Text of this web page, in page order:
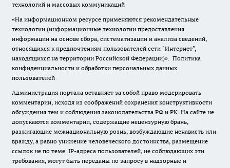
технологий и массовых коммуникаций
«На информационном ресурсе применяются рекомендательные
технологии (информационные технологии предоставления
информации на основе сбора, систематизации и анализа сведений,
относящихся к предпочтениям пользователей сети "Интернет",
находящихся на территории Российской Федерации)». Политика
конфиденциальности и обработки персональных данных
пользователей
Администрация портала оставляет за собой право модерировать
комментарии, исходя из соображений сохранения конструктивности
обсуждения тем и соблюдения законодательства РФ и РК. На сайте не
допускаются комментарии, содержащие нецензурную брань,
разжигающие межнациональную рознь, возбуждающие ненависть или
вражду, а равно унижение человеческого достоинства, размещение
ссылок не по теме. IP-адреса пользователей, не соблюдающих эти
требования, могут быть переданы по запросу в надзорные и